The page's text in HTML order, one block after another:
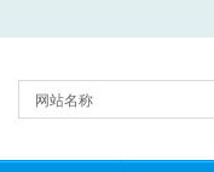
网站名称